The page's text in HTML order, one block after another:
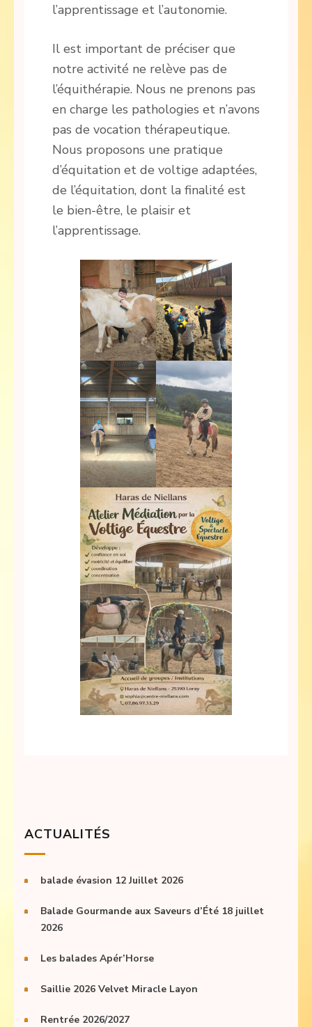
l’apprentissage et l’autonomie.
Il est important de préciser que
notre activité ne relève pas de
l’équithérapie. Nous ne prenons pas
en charge les pathologies et n’avons
pas de vocation thérapeutique.
Nous proposons une pratique
d’équitation et de voltige adaptées,
de l’équitation, dont la finalité est
le bien-être, le plaisir et
l’apprentissage.
ACTUALITÉS
balade évasion 12 Juillet 2026
Balade Gourmande aux Saveurs d’Été 18 juillet
2026
Les balades Apér’Horse
Saillie 2026 Velvet Miracle Layon
Rentrée 2026/2027